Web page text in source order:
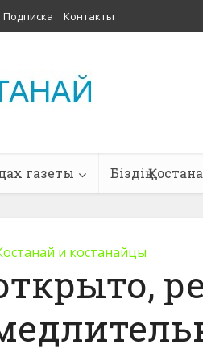
Подписка Контакты
газеты Біздің
и костанайцы